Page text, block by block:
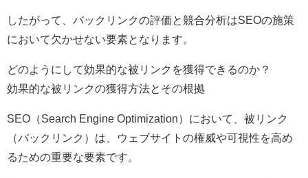
したがって、バックリンクの評価と競合分析はSEOの施策
において欠かせない要素となります。
どのようにして効果的な被リンクを獲得できるのか？
効果的な被リンクの獲得方法とその根拠
SEO（Search Engine Optimization）において、被リンク
（バックリンク）は、ウェブサイトの権威や可視性を高め
るための重要な要素です。